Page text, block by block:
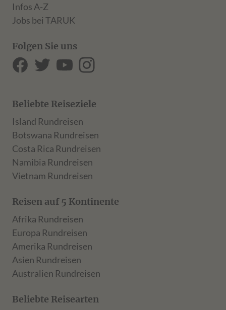
Infos A-Z
Jobs bei TARUK
Folgen Sie uns
Beliebte Reiseziele
Island Rundreisen
Botswana Rundreisen
Costa Rica Rundreisen
Namibia Rundreisen
Vietnam Rundreisen
Reisen auf 5 Kontinente
Afrika Rundreisen
Europa Rundreisen
Amerika Rundreisen
Asien Rundreisen
Australien Rundreisen
Beliebte Reisearten